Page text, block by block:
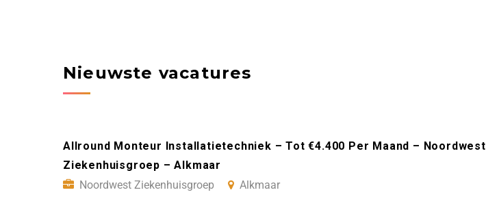
Nieuwste vacatures
Allround Monteur Installatietechniek – Tot €4.400 Per Maand – Noordwest
Ziekenhuisgroep – Alkmaar
Noordwest Ziekenhuisgroep
Alkmaar